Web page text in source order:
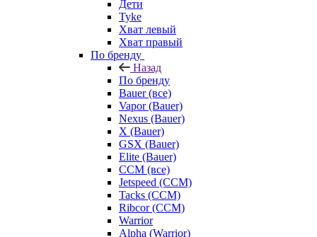
Дети
Tyke
Хват левый
Хват правый
По бренду
Назад
По бренду
Bauer (все)
Vapor (Bauer)
Nexus (Bauer)
X (Bauer)
GSX (Bauer)
Elite (Bauer)
CCM (все)
Jetspeed (CCM)
Tacks (CCM)
Ribcor (CCM)
Warrior
Alpha (Warrior)